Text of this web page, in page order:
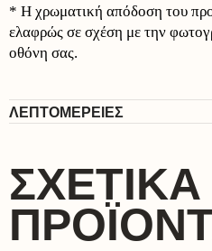
* Η χρωματική απόδοση του
ελαφρώς σε σχέση με την
οθόνη σας.
ΛΕΠΤΟΜΕΡΕΙΕΣ
ΣΧΕΤΙΚΆ